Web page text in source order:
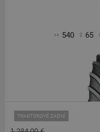
540 65
TRAKTOROVÉ ZADNÍ